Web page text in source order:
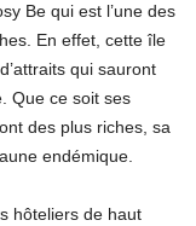
Be qui est l’une des
En effet, cette île
qui sauront
Que ce soit ses
des plus riches, sa
endémique.
hôteliers de haut